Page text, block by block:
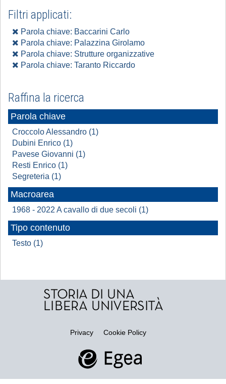
Filtri applicati:
Parola chiave: Baccarini Carlo
Parola chiave: Palazzina Girolamo
Parola chiave: Strutture organizzative
Parola chiave: Taranto Riccardo
Raffina la ricerca
Parola chiave
Croccolo Alessandro (1)
Dubini Enrico (1)
Pavese Giovanni (1)
Resti Enrico (1)
Segreteria (1)
Macroarea
1968 - 2022 A cavallo di due secoli (1)
Tipo contenuto
Testo (1)
Privacy Cookie Policy